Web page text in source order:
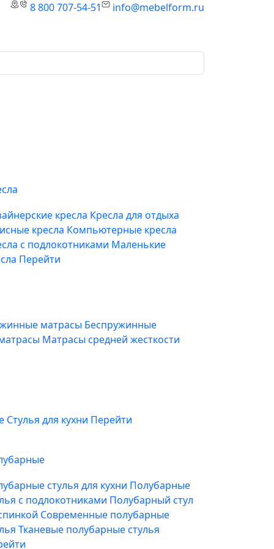
8 800 707-54-51 info@mebelform.ru
кресла Кресла для отдыха
кресла Компьютерные кресла
с подлокотниками Маленькие
Перейти
матрасы Беспружинные
Матрасы средней жесткости
Стулья для кухни Перейти
стулья для кухни Полубарные
с подлокотниками Полубарный стул
Современные полубарные
Тканевые полубарные стулья